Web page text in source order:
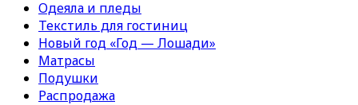
Одеяла и пледы
Текстиль для гостиниц
Новый год «Год — Лошади»
Матрасы
Подушки
Распродажа